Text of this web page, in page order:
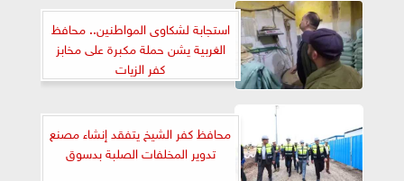
استجابة لشكاوى المواطنين.. محافظ
الغربية يشن حملة مكبرة على مخابز
كفر الزيات
محافظ كفر الشيخ يتفقد إنشاء مصنع
تدوير المخلفات الصلبة بدسوق